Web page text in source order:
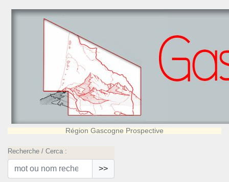
Région Gascogne Prospective
Recherche / Cerca :
>>